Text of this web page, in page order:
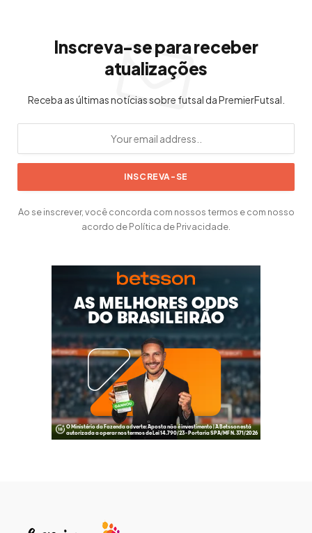
Inscreva-se para receber
atualizações
Receba as últimas notícias sobre futsal da PremierFutsal.
Ao se inscrever, você concorda com nossos termos e com nosso
acordo de Política de Privacidade.